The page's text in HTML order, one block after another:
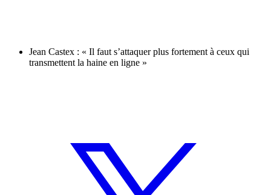
Jean Castex : « Il faut s’attaquer plus fortement à ceux qui
transmettent la haine en ligne »